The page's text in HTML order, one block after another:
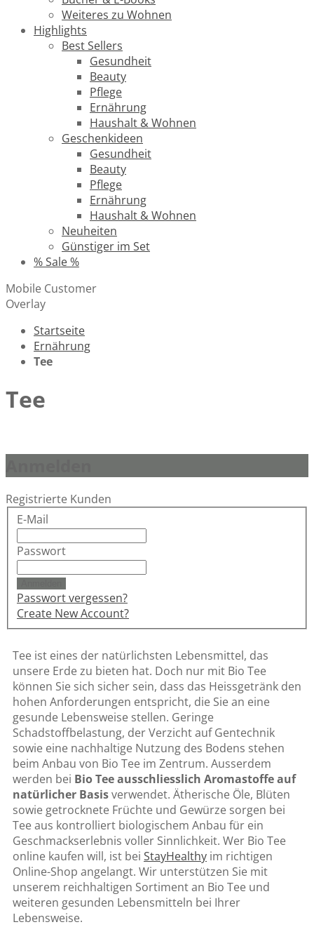
Weiteres zu Wohnen
Highlights
Best Sellers
Gesundheit
Beauty
Pflege
Ernährung
Haushalt & Wohnen
Geschenkideen
Gesundheit
Beauty
Pflege
Ernährung
Haushalt & Wohnen
Neuheiten
Günstiger im Set
% Sale %
Mobile Customer
Overlay
Startseite
Ernährung
Tee
Tee
Registrierte Kunden
E-Mail
Passwort
Passwort vergessen?
Create New Account?
Tee ist eines der natürlichsten Lebensmittel, das
unsere Erde zu bieten hat. Doch nur mit Bio Tee
können Sie sich sicher sein, dass das Heissgetränk den
hohen Anforderungen entspricht, die Sie an eine
gesunde Lebensweise stellen. Geringe
Schadstoffbelastung, der Verzicht auf Gentechnik
sowie eine nachhaltige Nutzung des Bodens stehen
beim Anbau von Bio Tee im Zentrum. Ausserdem
werden bei Bio Tee ausschliesslich Aromastoffe auf
natürlicher Basisverwendet. Ätherische Öle, Blüten
sowie getrocknete Früchte und Gewürze sorgen bei
Tee aus kontrolliert biologischem Anbau für ein
Geschmackserlebnis voller Sinnlichkeit. Wer Bio Tee
online kaufen will, ist bei StayHealthy im richtigen
Online-Shop angelangt. Wir unterstützen Sie mit
unserem reichhaltigen Sortiment an Bio Tee und
weiteren gesunden Lebensmitteln bei Ihrer
Lebensweise.